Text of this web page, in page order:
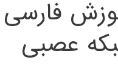
فارسی
عصبی